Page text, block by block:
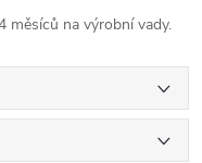
měsíců na výrobní vady.